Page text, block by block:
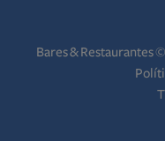
Bares & Restaurantes